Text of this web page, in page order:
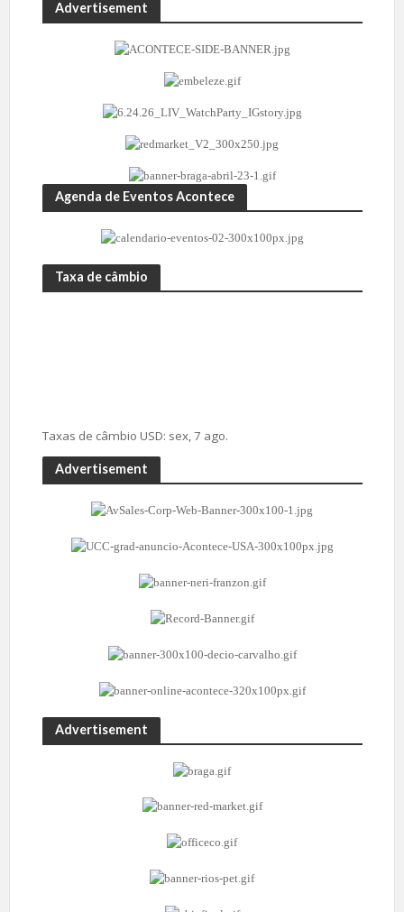
Advertisement
Agenda de Eventos Acontece
Taxa de câmbio
Taxas de câmbio USD: sex, 7 ago.
Advertisement
Advertisement